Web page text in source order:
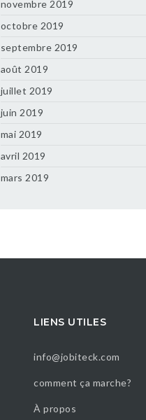
novembre 2019
octobre 2019
septembre 2019
août 2019
juillet 2019
juin 2019
mai 2019
avril 2019
mars 2019
LIENS UTILES
info@jobiteck.com
comment ça marche?
À propos